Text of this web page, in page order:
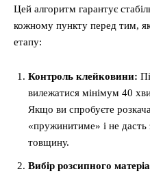
Цей алгоритм гарантує
кожному пункту перед тим,
етапу:
Контроль клейковини:
вилежатися мінімум 40
Якщо ви спробуєте
«пружинитиме» і не
товщину.
Вибір розсипного